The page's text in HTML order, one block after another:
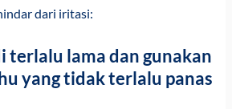
dari iritasi:
terlalu lama dan gunakan
yang tidak terlalu panas